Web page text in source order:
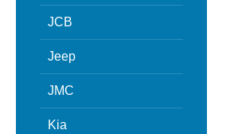
JCB
Jeep
JMC
Kia